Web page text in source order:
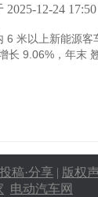
12-24 17:50
6 米以上新能源
长 9.06%，年末
投稿·分享 | 版权
电动汽车网